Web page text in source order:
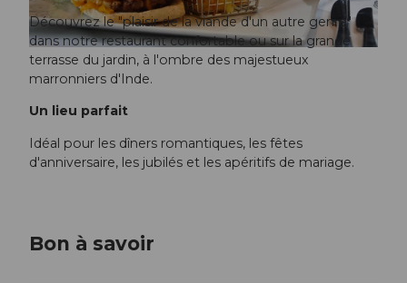
Découvrez le "plaisir de la viande d'un autre genre"
dans notre restaurant confortable ou sur la grande
terrasse du jardin, à l'ombre des majestueux
marronniers d'Inde.
Un lieu parfait
Idéal pour les dîners romantiques, les fêtes
d'anniversaire, les jubilés et les apéritifs de mariage.
Bon à savoir